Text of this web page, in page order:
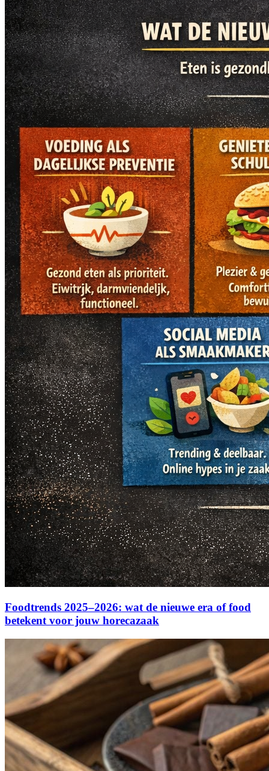
Foodtrends 2025–2026: wat de nieuwe era of food
betekent voor jouw horecazaak